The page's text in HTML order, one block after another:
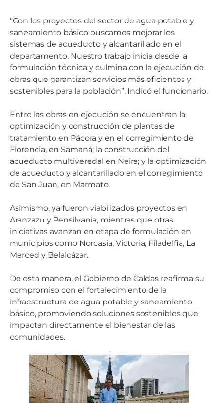
“Con los proyectos del sector de agua potable y
saneamiento básico buscamos mejorar los
sistemas de acueducto y alcantarillado en el
departamento. Nuestro trabajo inicia desde la
formulación técnica y culmina con la ejecución de
obras que garantizan servicios más eficientes y
sostenibles para la población”. Indicó el funcionario.
Entre las obras en ejecución se encuentran la
optimización y construcción de plantas de
tratamiento en Pácora y en el corregimiento de
Florencia, en Samaná; la construcción del
acueducto multiveredal en Neira; y la optimización
de acueducto y alcantarillado en el corregimiento
de San Juan, en Marmato.
Asimismo, ya fueron viabilizados proyectos en
Aranzazu y Pensilvania, mientras que otras
iniciativas avanzan en etapa de formulación en
municipios como Norcasia, Victoria, Filadelfia, La
Merced y Belalcázar.
De esta manera, el Gobierno de Caldas reafirma su
compromiso con el fortalecimiento de la
infraestructura de agua potable y saneamiento
básico, promoviendo soluciones sostenibles que
impactan directamente el bienestar de las
comunidades.